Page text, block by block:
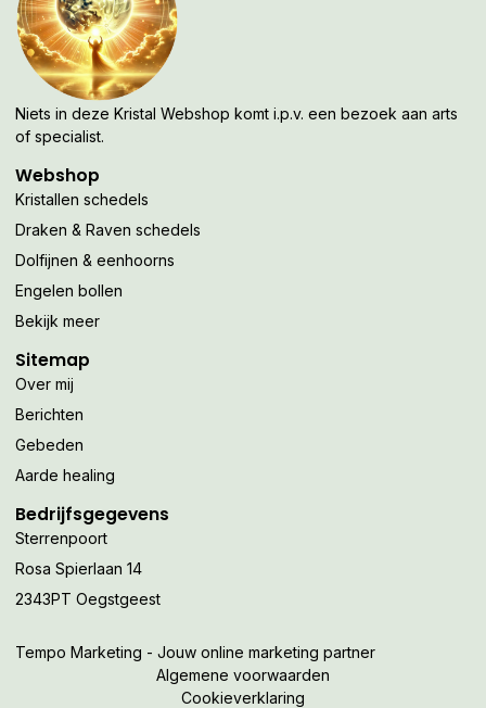
Niets in deze Kristal Webshop komt i.p.v. een bezoek aan arts
of specialist.
Webshop
Kristallen schedels
Draken & Raven schedels
Dolfijnen & eenhoorns
Engelen bollen
Bekijk meer
Sitemap
Over mij
Berichten
Gebeden
Aarde healing
Bedrijfsgegevens
Sterrenpoort
Rosa Spierlaan 14
2343PT Oegstgeest
Tempo Marketing - Jouw online marketing partner
Algemene voorwaarden
Cookieverklaring